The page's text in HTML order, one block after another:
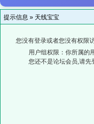
提示信息 » 天线宝宝
您没有登录或者您没有权限
用户组权限：你所属的
您还不是论坛会员,请先